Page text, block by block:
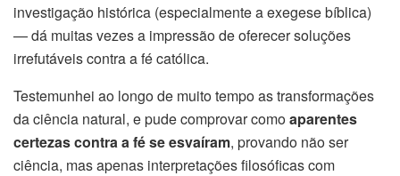
investigação histórica (especialmente a exegese bíblica)
— dá muitas vezes a impressão de oferecer soluções
irrefutáveis contra a fé católica.
Testemunhei ao longo de muito tempo as transformações
da ciência natural, e pude comprovar comoaparentes
certezas contra a fé se esvaíram, provando não ser
ciência, mas apenas interpretações filosóficas com